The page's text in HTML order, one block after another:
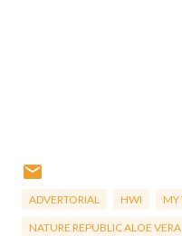
ADVERTORIAL HWI MY
NATURE REPUBLIC ALOE VERA